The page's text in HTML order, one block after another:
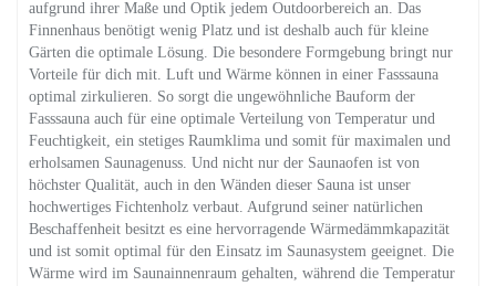
aufgrund ihrer Maße und Optik jedem Outdoorbereich an. Das
Finnenhaus benötigt wenig Platz und ist deshalb auch für kleine
Gärten die optimale Lösung. Die besondere Formgebung bringt nur
Vorteile für dich mit. Luft und Wärme können in einer Fasssauna
optimal zirkulieren. So sorgt die ungewöhnliche Bauform der
Fasssauna auch für eine optimale Verteilung von Temperatur und
Feuchtigkeit, ein stetiges Raumklima und somit für maximalen und
erholsamen Saunagenuss. Und nicht nur der Saunaofen ist von
höchster Qualität, auch in den Wänden dieser Sauna ist unser
hochwertiges Fichtenholz verbaut. Aufgrund seiner natürlichen
Beschaffenheit besitzt es eine hervorragende Wärmedämmkapazität
und ist somit optimal für den Einsatz im Saunasystem geeignet. Die
Wärme wird im Saunainnenraum gehalten, während die Temperatur